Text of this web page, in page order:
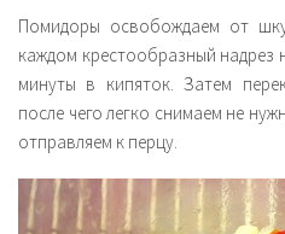
Помидоры освобождаем от
каждом крестообразный надрез
минуты в кипяток. Затем
после чего легко снимаем не
отправляем к перцу.